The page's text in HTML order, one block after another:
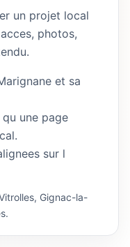
un projet local
photos,
et sa
une page
sur l
Gignac-la-